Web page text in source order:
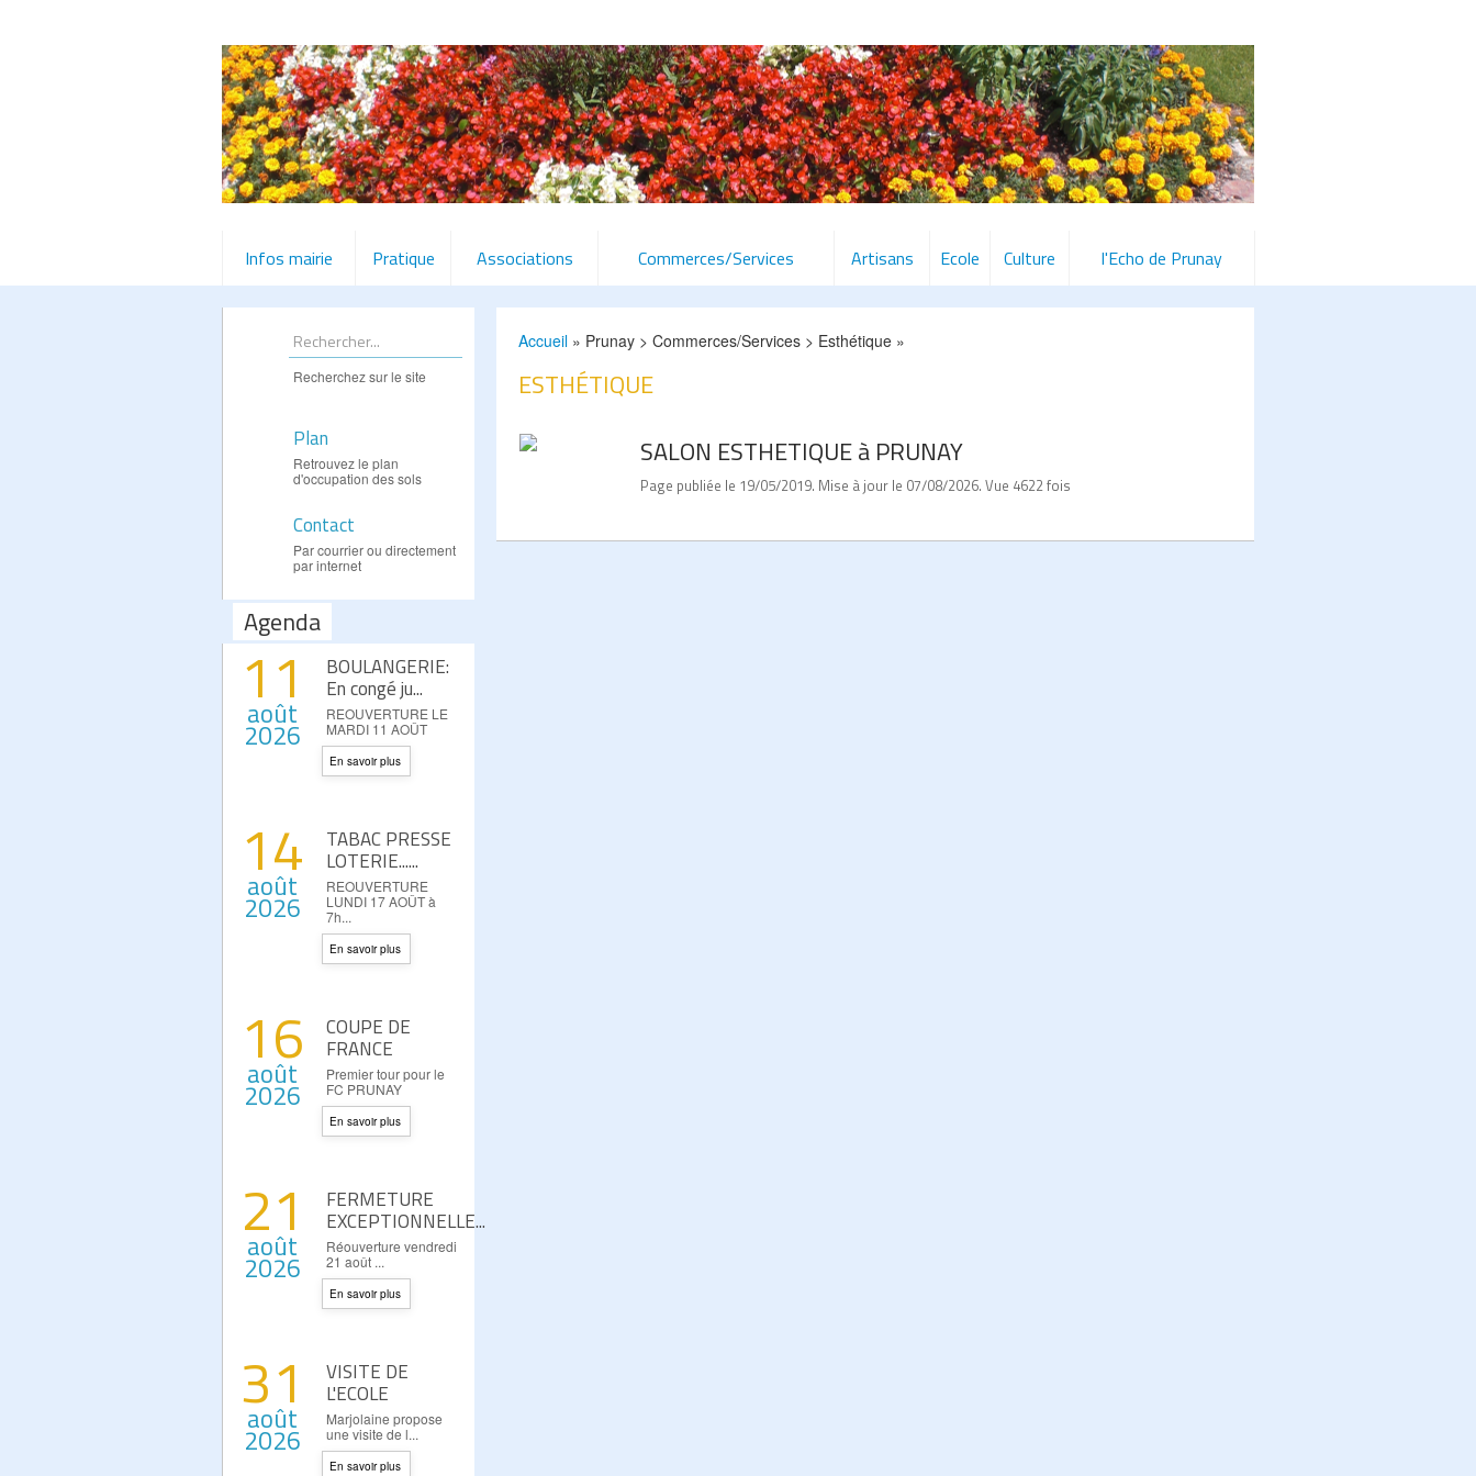
Infos mairie Pratique Associations Commerces/Services Artisans Ecole Culture l'Echo de Prunay
Accueil » Prunay > Commerces/Services > Esthétique »
ESTHÉTIQUE
SALON ESTHETIQUE à PRUNAY
Page publiée le 19/05/2019. Mise à jour le 07/08/2026. Vue 4622 fois
Recherchez sur le site
Plan
Retrouvez le plan
d'occupation des sols
Contact
Par courrier ou directement
par internet
Agenda
BOULANGERIE:
En congé ju...
REOUVERTURE LE
MARDI 11 AOÛT
11
août
2026
En savoir plus
TABAC PRESSE
LOTERIE......
REOUVERTURE
LUNDI 17 AOÛT à
7h...
14
août
2026
En savoir plus
COUPE DE
FRANCE
Premier tour pour le
FC PRUNAY
16
août
2026
En savoir plus
FERMETURE
EXCEPTIONNELLE...
Réouverture vendredi
21 août ...
21
août
2026
En savoir plus
VISITE DE
L'ECOLE
Marjolaine propose
une visite de l...
31
août
2026
En savoir plus